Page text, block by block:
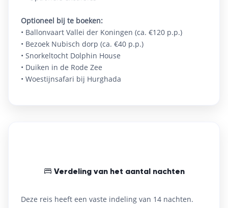
bestemming
Faciliteiten:
VolpensionSundeck met zwembadRestaurant & bar
Airconditioning Privébadkamer
Nederlandstalige gids
bestemming
Faciliteiten:
All-inclusivePrivéstrand Meerdere zwembaden
Spa & wellness Duikcentrum
AirconditioningBalkon met zeezicht
Optioneel bij te boeken:
• Ballonvaart Vallei der Koningen (ca. €120 p.p.)
• Bezoek Nubisch dorp (ca. €40 p.p.)
• Snorkeltocht Dolphin House
• Duiken in de Rode Zee
• Woestijnsafari bij Hurghada
Verdeling van het aantal nachten
Deze reis heeft een vaste indeling van 14 nachten.